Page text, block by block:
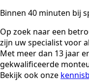
Binnen 40 minuten bij
Op zoek naar een
zijn uw specialist voor
Met meer dan 13 jaar
gekwalificeerde
Bekijk ook onze